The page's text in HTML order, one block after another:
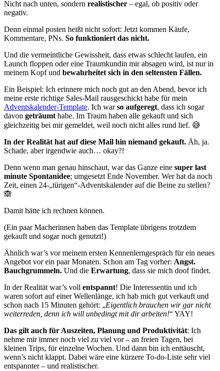
Nicht nach unten, sondern realistischer – egal, ob positiv oder
negativ.
Denn einmal posten heißt nicht sofort: Jetzt kommen Käufe,
Kommentare, PNs. So funktioniert das nicht.
Und die vermeintliche Gewissheit, dass etwas schlecht laufen, ein
Launch floppen oder eine Traumkundin mir absagen wird, ist nur in
meinem Kopf und bewahrheitet sich in den seltensten Fällen.
Ein Beispiel: Ich erinnere mich noch gut an den Abend, bevor ich
meine erste richtige Sales-Mail rausgeschickt habe für mein
Adventskalender-Template. Ich warso aufgeregt, dass ich sogar
davon geträumt habe. Im Traum haben alle gekauft und sich
gleichzeitig bei mir gemeldet, weil noch nicht alles rund lief. 😅
In der Realität hat auf diese Mail hin niemand gekauft. Äh, ja.
Schade, aber irgendwie auch… okay?!
Denn wenn man genau hinschaut, war das Ganze eine super last
minute Spontanidee; umgesetzt Ende November. Wer hat da noch
Zeit, einen 24-„türigen“-Adventskalender auf die Beine zu stellen?
🙈
Damit hätte ich rechnen können.
(Ein paar Macherinnen haben das Template übrigens trotzdem
gekauft und sogar noch genutzt!)
Ähnlich war’s vor meinem ersten Kennenlerngespräch für ein neues
Angebot vor ein paar Monaten. Schon am Tag vorher: Angst.
Bauchgrummeln. Und die Erwartung, dass sie mich doof findet.
In der Realität war’s voll entspannt! Die Interessentin und ich
waren sofort auf einer Wellenlänge, ich hab mich gut verkauft und
schon nach 15 Minuten gehört: „Eigentlich brauchen wir gar nicht
weiterreden, denn ich will unbedingt mit dir arbeiten!“ YAY!
Das gilt auch für Auszeiten, Planung und Produktivität: Ich
nehme mir immer noch viel zu viel vor – an freien Tagen, bei
kleinen Trips, für einzelne Wochen. Und dann bin ich enttäuscht,
wenn’s nicht klappt. Dabei wäre eine kürzere To-do-Liste sehr viel
entspannter – und realistischer.